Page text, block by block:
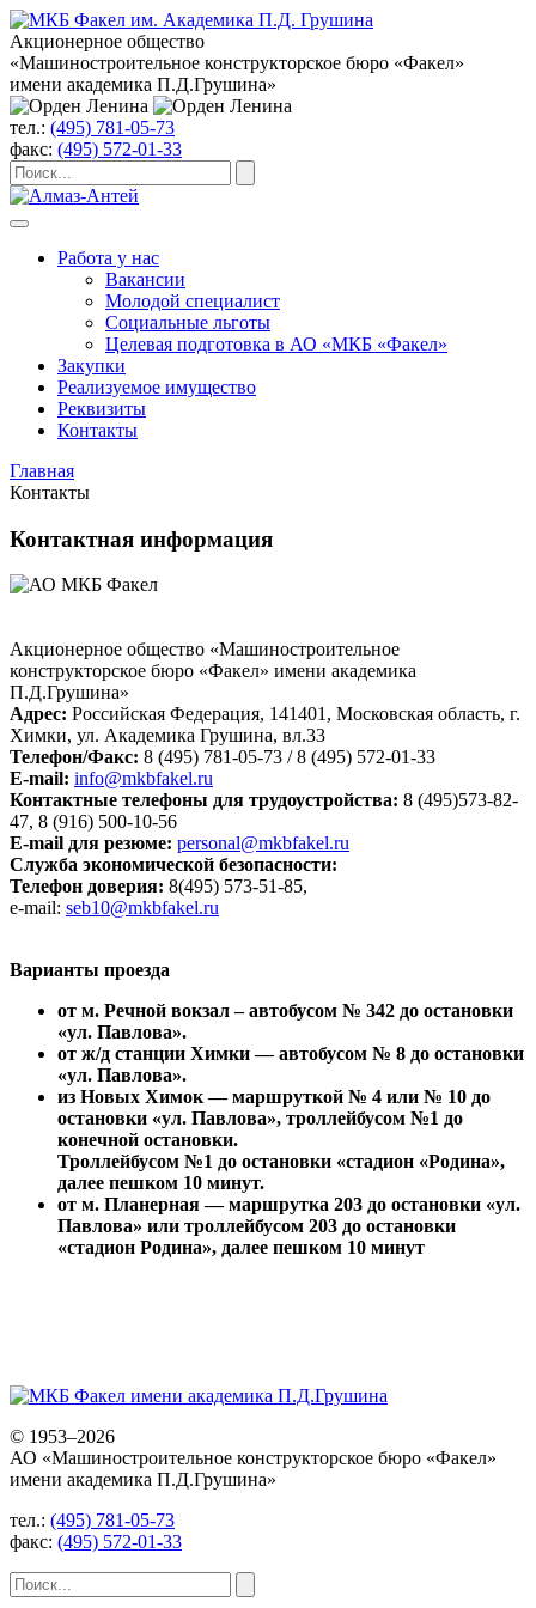
Акционерное общество
«Машиностроительное конструкторское бюро «Факел»
имени академика П.Д.Грушина»
тел.: (495) 781-05-73
факс: (495) 572-01-33
Работа у нас
Вакансии
Молодой специалист
Социальные льготы
Целевая подготовка в АО «МКБ «Факел»
Закупки
Реализуемое имущество
Реквизиты
Контакты
Главная
Контакты
Контактная информация
Акционерное общество «Машиностроительное
конструкторское бюро «Факел» имени академика
П.Д.Грушина»
Адрес: Российская Федерация, 141401, Московская область, г.
Химки, ул. Академика Грушина, вл.33
Телефон/Факс: 8 (495) 781-05-73 / 8 (495) 572-01-33
E-mail: info@mkbfakel.ru
Контактные телефоны для трудоустройства: 8 (495)573-82-
47, 8 (916) 500-10-56
E-mail для резюме: personal@mkbfakel.ru
Служба экономической безопасности:
Телефон доверия: 8(495) 573-51-85,
e-mail: seb10@mkbfakel.ru
Варианты проезда
от м. Речной вокзал – автобусом № 342 до остановки
«ул. Павлова».
от ж/д станции Химки — автобусом № 8 до остановки
«ул. Павлова».
из Новых Химок — маршруткой № 4 или № 10 до
остановки «ул. Павлова», троллейбусом №1 до
конечной остановки.
Троллейбусом №1 до остановки «стадион «Родина»,
далее пешком 10 минут.
от м. Планерная — маршрутка 203 до остановки «ул.
Павлова» или троллейбусом 203 до остановки
«стадион Родина», далее пешком 10 минут
© 1953–2026
АО «Машиностроительное конструкторское бюро «Факел»
имени академика П.Д.Грушина»
тел.: (495) 781-05-73
факс: (495) 572-01-33